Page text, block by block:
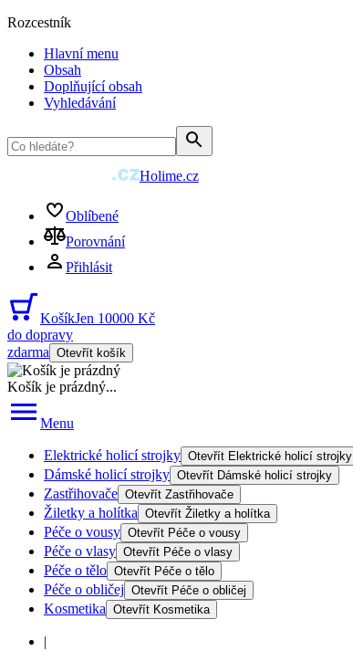
Rozcestník
Hlavní menu
Obsah
Doplňující obsah
Vyhledávání
Holime.cz
Oblíbené
Porovnání
Přihlásit
KošíkJen 10000 Kč
do dopravy
zdarma Otevřít košík
Košík je prázdný...
Menu
Elektrické holicí strojky Otevřít Elektrické holicí strojky
Dámské holicí strojky Otevřít Dámské holicí strojky
Zastřihovače Otevřít Zastřihovače
Žiletky a holítka Otevřít Žiletky a holítka
Péče o vousy Otevřít Péče o vousy
Péče o vlasy Otevřít Péče o vlasy
Péče o tělo Otevřít Péče o tělo
Péče o obličej Otevřít Péče o obličej
Kosmetika Otevřít Kosmetika
|